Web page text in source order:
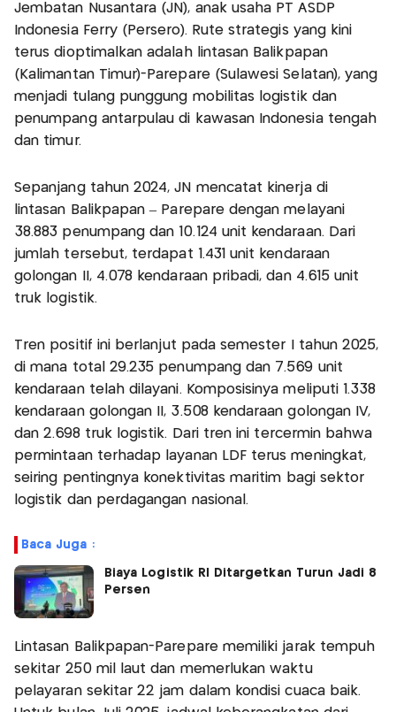
Jembatan Nusantara (JN), anak usaha PT ASDP
Indonesia Ferry (Persero). Rute strategis yang kini
terus dioptimalkan adalah lintasan Balikpapan
(Kalimantan Timur)-Parepare (Sulawesi Selatan), yang
menjadi tulang punggung mobilitas logistik dan
penumpang antarpulau di kawasan Indonesia tengah
dan timur.
Sepanjang tahun 2024, JN mencatat kinerja di
lintasan Balikpapan – Parepare dengan melayani
38.883 penumpang dan 10.124 unit kendaraan. Dari
jumlah tersebut, terdapat 1.431 unit kendaraan
golongan II, 4.078 kendaraan pribadi, dan 4.615 unit
truk logistik.
Tren positif ini berlanjut pada semester I tahun 2025,
di mana total 29.235 penumpang dan 7.569 unit
kendaraan telah dilayani. Komposisinya meliputi 1.338
kendaraan golongan II, 3.508 kendaraan golongan IV,
dan 2.698 truk logistik. Dari tren ini tercermin bahwa
permintaan terhadap layanan LDF terus meningkat,
seiring pentingnya konektivitas maritim bagi sektor
logistik dan perdagangan nasional.
Baca Juga :
Biaya Logistik RI Ditargetkan Turun Jadi 8
Persen
Lintasan Balikpapan-Parepare memiliki jarak tempuh
sekitar 250 mil laut dan memerlukan waktu
pelayaran sekitar 22 jam dalam kondisi cuaca baik.